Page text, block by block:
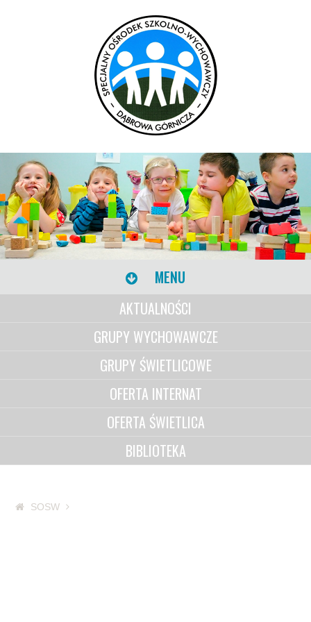
MENU
AKTUALNOŚCI
GRUPY WYCHOWAWCZE
GRUPY ŚWIETLICOWE
OFERTA INTERNAT
OFERTA ŚWIETLICA
BIBLIOTEKA
SOSW